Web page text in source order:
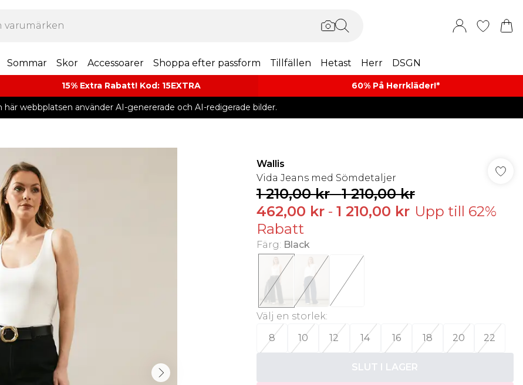
Sommar Skor Accessoarer Shoppa efter passform Tillfällen Hetast Herr DSGN
15% Extra Rabatt! Kod: 15EXTRA 60% På Herrkläder!*​
här webbplatsen använder AI-genererade och AI-redigerade bilder.
Wallis
Vida Jeans med Sömdetaljer
1 210,00 kr-1 210,00 kr
462,00 kr- 1 210,00 kr Upp till 62%
Rabatt
Färg: Black
Välj en storlek:
8
10 12 14 16 18 20 22
SLUT I LAGER